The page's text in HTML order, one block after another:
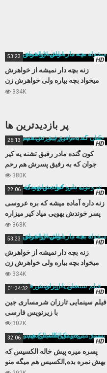
HD
53:23
زنه بچه دار نمیشه از خواهرش
میخواد بچه بیاره ولی خواهرش زن
باباش از آب در میاد
334K
پر بازدید‌ترین ها
HD
26:13
کون گنده مادر رفیق تشنه یه کیر
جوان که به رفیق پسرش هم رحم
نمیکنه
380K
HD
22:06
زنه داره آماده میشه که بره عروسی
پسر خوندش یهویی میاد کیر میزاره
داخلش
368K
HD
53:23
زنه بچه دار نمیشه از خواهرش
میخواد بچه بیاره ولی خواهرش زن
باباش از آب در میاد
334K
HD
01:34:32
فیلم سینمایی تارزان شرمساری جین
با زیرنویس فارسی
302K
HD
32:06
پسره میره پیش خاله الکسیس که
بهش نمره بده,الکسیس هم میگه منو